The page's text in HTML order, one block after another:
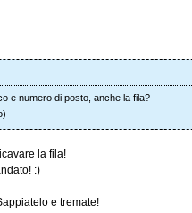
e numero di posto, anche la fila?
la fila!
:)
e tremate!